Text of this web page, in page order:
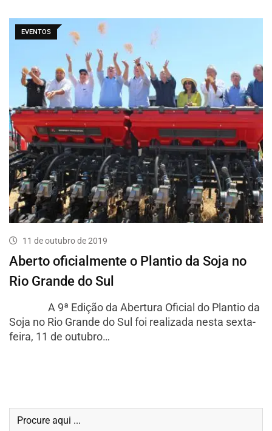
EVENTOS
11 de outubro de 2019
Aberto oficialmente o Plantio da Soja no
Rio Grande do Sul
A 9ª Edição da Abertura Oficial do Plantio da
Soja no Rio Grande do Sul foi realizada nesta sexta-
feira, 11 de outubro…